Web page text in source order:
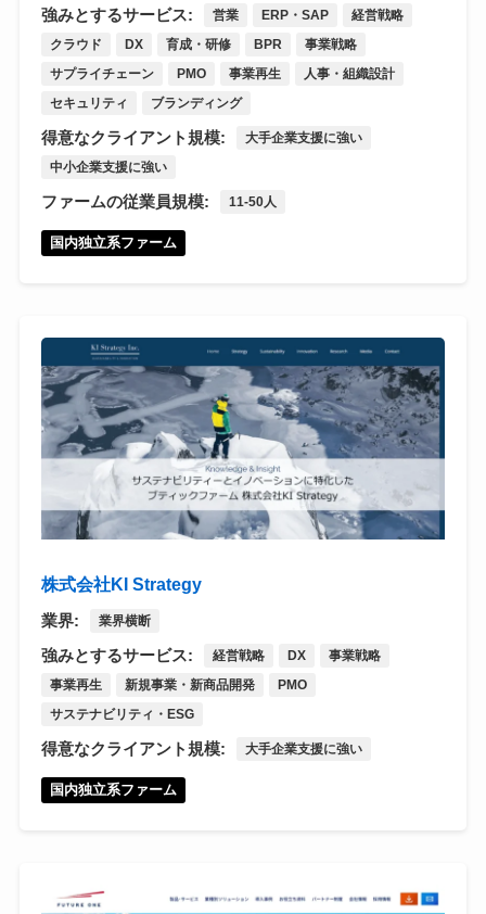
強みとするサービス: 営業 ERP・SAP 経営戦略
クラウド DX 育成・研修 BPR 事業戦略
サプライチェーン PMO 事業再生 人事・組織設計
セキュリティ ブランディング
得意なクライアント規模: 大手企業支援に強い
中小企業支援に強い
ファームの従業員規模: 11-50人
国内独立系ファーム
株式会社KI Strategy
業界: 業界横断
強みとするサービス: 経営戦略 DX 事業戦略
事業再生 新規事業・新商品開発 PMO
サステナビリティ・ESG
得意なクライアント規模: 大手企業支援に強い
国内独立系ファーム